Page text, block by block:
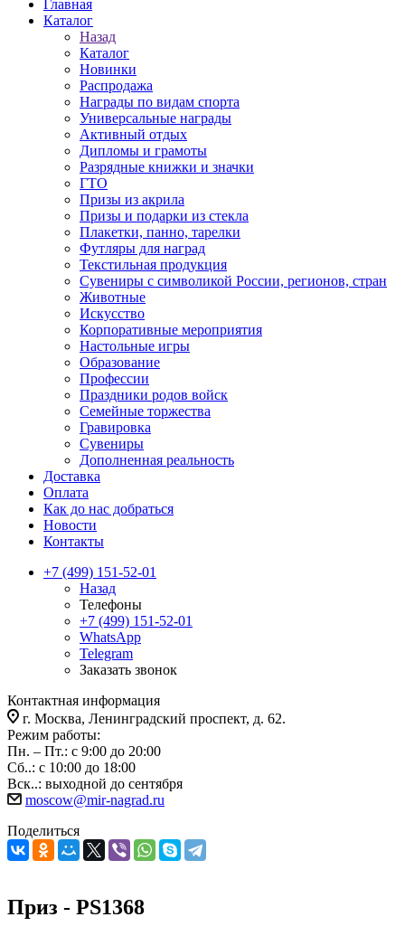
Главная
Каталог
Назад
Каталог
Новинки
Распродажа
Награды по видам спорта
Универсальные награды
Активный отдых
Дипломы и грамоты
Разрядные книжки и значки
ГТО
Призы из акрила
Призы и подарки из стекла
Плакетки, панно, тарелки
Футляры для наград
Текстильная продукция
Сувениры с символикой России, регионов, стран
Животные
Искусство
Корпоративные мероприятия
Настольные игры
Образование
Профессии
Праздники родов войск
Семейные торжества
Гравировка
Сувениры
Дополненная реальность
Доставка
Оплата
Как до нас добраться
Новости
Контакты
+7 (499) 151-52-01
Назад
Телефоны
+7 (499) 151-52-01
WhatsApp
Telegram
Заказать звонок
Контактная информация
г. Москва, Ленинградский проспект, д. 62.
Режим работы:
Пн. – Пт.: с 9:00 до 20:00
Сб..: с 10:00 до 18:00
Вск..: выходной до сентября
moscow@mir-nagrad.ru
Поделиться
Приз - PS1368